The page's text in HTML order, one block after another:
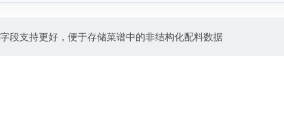
段支持更好，便于存储菜谱中的非结构化配料数据